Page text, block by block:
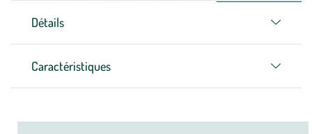
Détails
Caractéristiques